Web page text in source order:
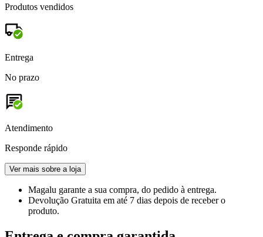
Produtos vendidos
Entrega
No prazo
Atendimento
Responde rápido
Ver mais sobre a loja
Magalu garante a sua compra, do pedido à entrega.
Devolução Gratuita em até 7 dias depois de receber o
produto.